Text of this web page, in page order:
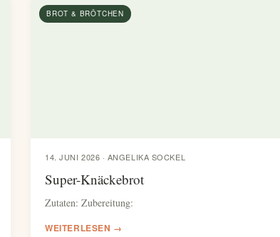
BROT & BRÖTCHEN
14. JUNI 2026 · ANGELIKA SOCKEL
Super-Knäckebrot
Zutaten: Zubereitung:
WEITERLESEN →